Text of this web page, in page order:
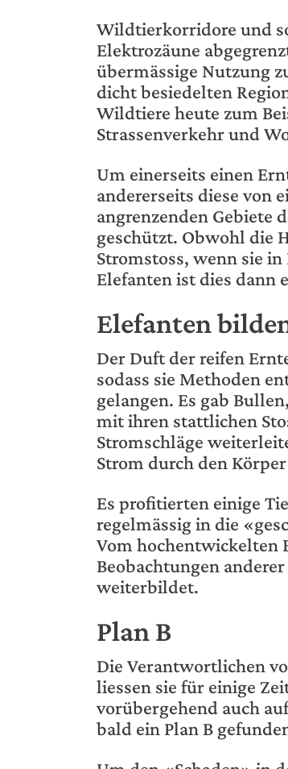
Wildtierkorridore und
Elektrozäune
übermässige Nutzung
dicht besiedelten
Wildtiere heute zum
Strassenverkehr und
Um einerseits einen
andererseits diese von
angrenzenden Gebiete
geschützt. Obwohl die
Stromstoss, wenn sie
Elefanten ist dies dann
Elefanten
Der Duft der reifen
sodass sie Methoden
gelangen. Es gab
mit ihren stattlichen
Stromschläge
Strom durch den
Es profitierten einige
regelmässig in die
Vom hochentwickelten
Beobachtungen
weiterbildet.
Plan B
Die Verantwortlichen
liessen sie für einige
vorübergehend auch
bald ein Plan B